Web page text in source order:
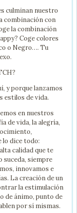
culminan nuestro
combinación con
la combinación
Coge colores
o Negro…. Tu
y porque lanzamos
estilos de vida.
en nuestros
de vida, la alegría,
lo dice todo:
calidad que te
suceda, siempre
innovamos e
La creación de un
la estimulación
de ánimo, punto de
por sí mismas.